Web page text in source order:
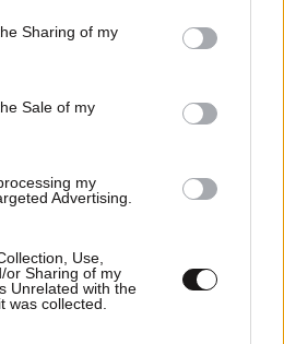
behaviour. You may click to
and its third-party tags to
purposes in below Google
Sharing of my
Sale of my
my
Advertising.
Use,
or Sharing of my
Unrelated with the
was collected.
ΣΑΣ
τους κανόνες σχολιασμού